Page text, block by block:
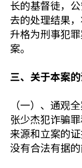
长的基督徒，
去的处理结果
升格为刑事犯
案。
三、关于本案的
（一）、通观
张少杰犯诈骗
来源和立案的
没有合法有据